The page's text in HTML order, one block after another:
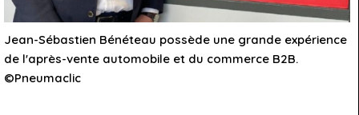
Jean-Sébastien Bénéteau possède une grande expérience
de l'après-vente automobile et du commerce B2B.
©Pneumaclic